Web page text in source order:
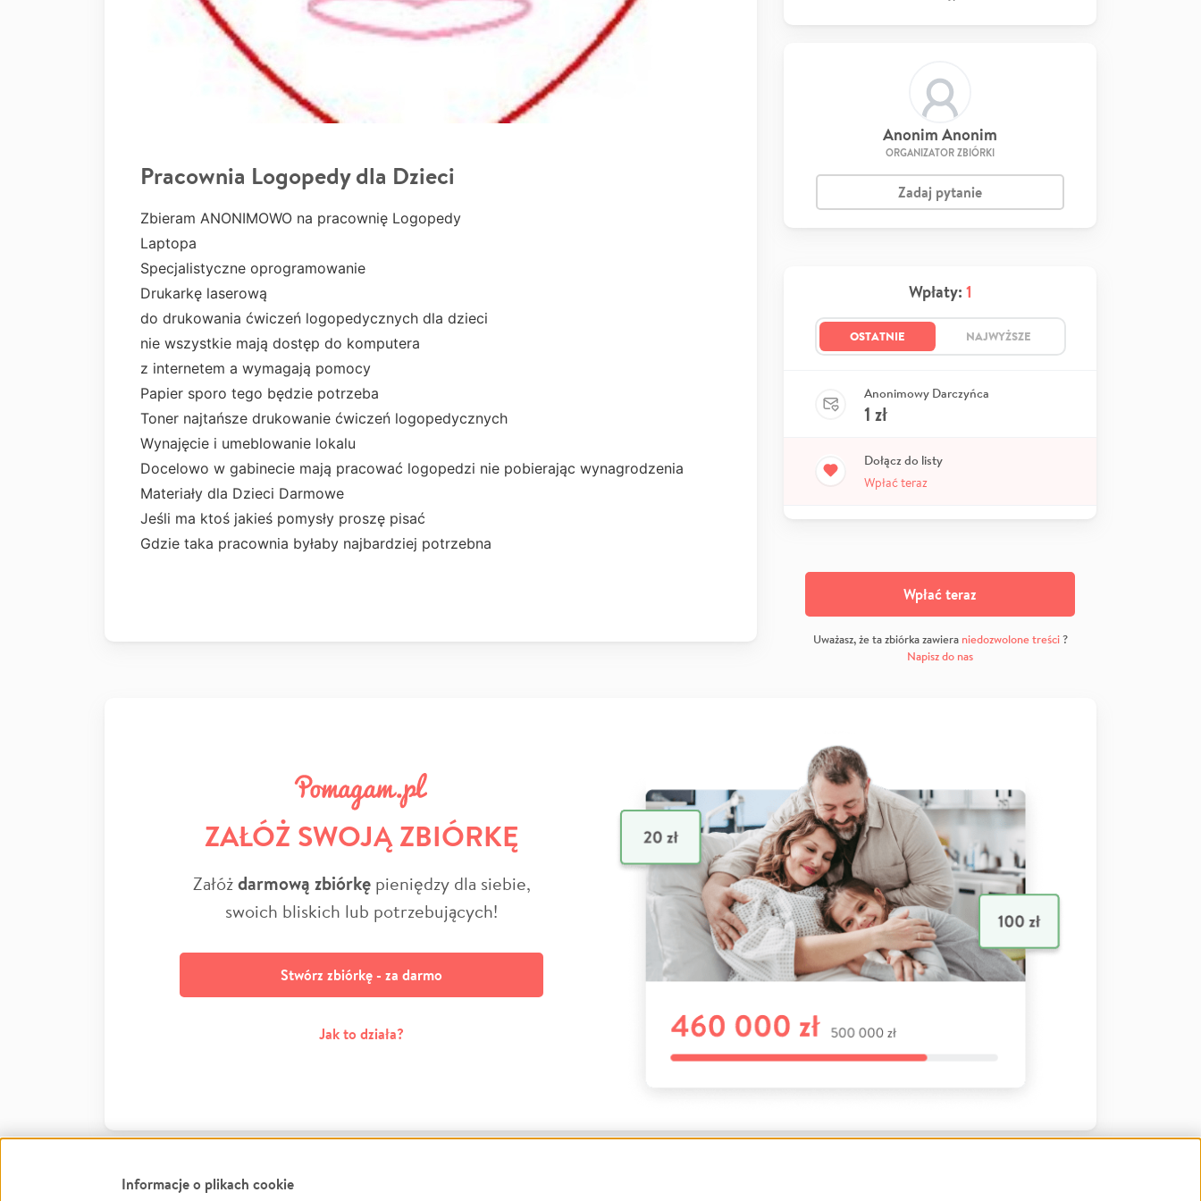
Pracownia Logopedy dla Dzieci
Zbieram ANONIMOWO na pracownię Logopedy
Laptopa
Specjalistyczne oprogramowanie
Drukarkę laserową
do drukowania ćwiczeń logopedycznych dla dzieci
nie wszystkie mają dostęp do komputera
z internetem a wymagają pomocy
Papier sporo tego będzie potrzeba
Toner najtańsze drukowanie ćwiczeń logopedycznych
Wynajęcie i umeblowanie lokalu
Docelowo w gabinecie mają pracować logopedzi nie pobierając wynagrodzenia
Materiały dla Dzieci Darmowe
Jeśli ma ktoś jakieś pomysły proszę pisać
Gdzie taka pracownia byłaby najbardziej potrzebna
Anonim Anonim
ORGANIZATOR ZBIÓRKI
Zadaj pytanie
Wpłaty: 1
OSTATNIE NAJWYŻSZE
Anonimowy Darczyńca
1 zł
Dołącz do listy
Wpłać teraz
Wpłać teraz
Uważasz, że ta zbiórka zawiera niedozwolone treści?
Napisz do nas
ZAŁÓŻ SWOJĄ ZBIÓRKĘ
Załóżdarmową zbiórkępieniędzy dla siebie,
swoich bliskich lub potrzebujących!
Stwórz zbiórkę - za darmo
Jak to działa?
Informacje o plikach cookie